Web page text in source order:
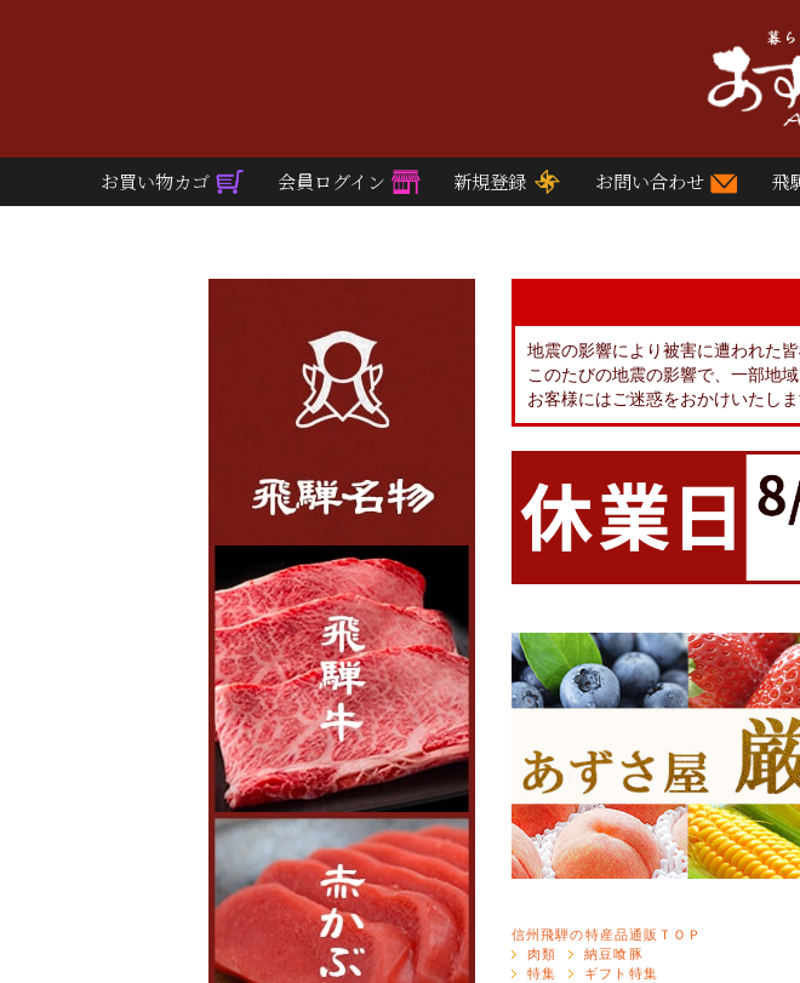
お買い物カゴ 会員ログイン 新規登録 お問い合わせ 飛
地震の影響により被害に遭われた
このたびの地震の影響で、一部地
お客様にはご迷惑をおかけいたし
信州飛騨の特産品通販ＴＯＰ
肉類
納豆喰豚
特集
ギフト特集